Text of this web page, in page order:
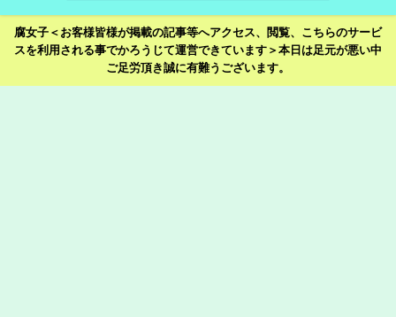
腐女子＜お客様皆様が掲載の記事等へアクセス、閲覧、こちらのサービ
スを利用される事でかろうじて運営できています＞本日は足元が悪い中
ご足労頂き誠に有難うございます。